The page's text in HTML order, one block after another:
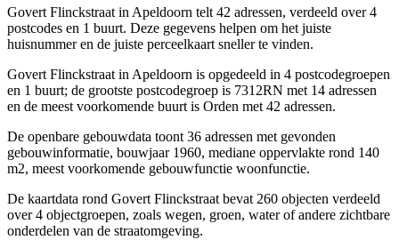
Govert Flinckstraat in Apeldoorn telt 42 adressen, verdeeld over 4
postcodes en 1 buurt. Deze gegevens helpen om het juiste
huisnummer en de juiste perceelkaart sneller te vinden.
Govert Flinckstraat in Apeldoorn is opgedeeld in 4 postcodegroepen
en 1 buurt; de grootste postcodegroep is 7312RN met 14 adressen
en de meest voorkomende buurt is Orden met 42 adressen.
De openbare gebouwdata toont 36 adressen met gevonden
gebouwinformatie, bouwjaar 1960, mediane oppervlakte rond 140
m2, meest voorkomende gebouwfunctie woonfunctie.
De kaartdata rond Govert Flinckstraat bevat 260 objecten verdeeld
over 4 objectgroepen, zoals wegen, groen, water of andere zichtbare
onderdelen van de straatomgeving.